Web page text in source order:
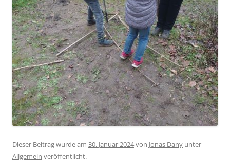
Dieser Beitrag wurde am 30. Januar 2024von Jonas Dany unter
Allgemein veröffentlicht.